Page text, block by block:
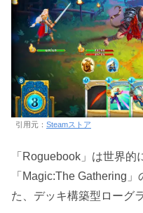
引用元： Steamストア
「Roguebook」は世界
「Magic:The Gathering
た、デッキ構築型ローグ